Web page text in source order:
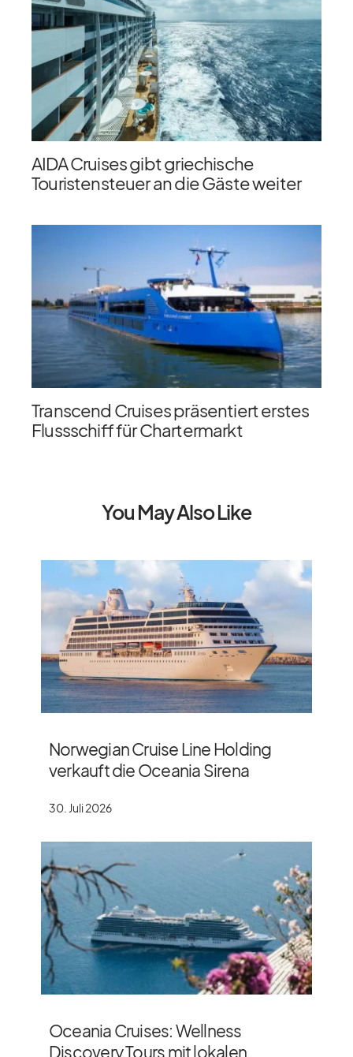
AIDA Cruises gibt griechische
Touristensteuer an die Gäste weiter
Transcend Cruises präsentiert erstes
Flussschiff für Chartermarkt
You May Also Like
Norwegian Cruise Line Holding
verkauft die Oceania Sirena
30. Juli 2026
Oceania Cruises: Wellness
Discovery Tours mit lokalen